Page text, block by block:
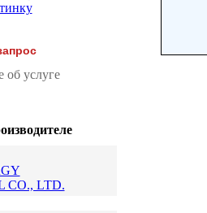
об услуге
CO., LTD.